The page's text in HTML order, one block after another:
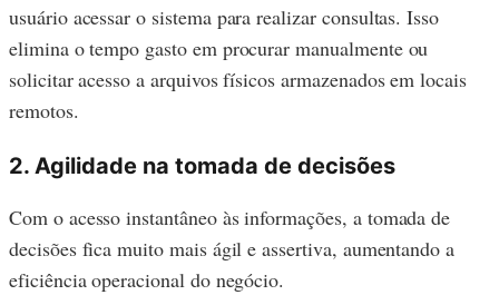
usuário acessar o sistema para realizar consultas. Isso
elimina o tempo gasto em procurar manualmente ou
solicitar acesso a arquivos físicos armazenados em locais
remotos.
2. Agilidade na tomada de decisões
Com o acesso instantâneo às informações, a tomada de
decisões fica muito mais ágil e assertiva, aumentando a
eficiência operacional do negócio.